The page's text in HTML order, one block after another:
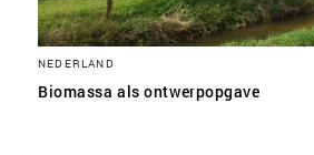
NEDERLAND
Biomassa als ontwerpopgave